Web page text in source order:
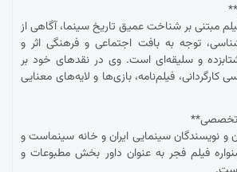
مبتنی بر شناخت عمیق تاریخ سینما، آگاهی از
توجه به بافت اجتماعی و فرهنگی اثر و
و سلیقه‌ای است. وی در نقدهای خود بر
کارگردانی، فیلم‌نامه، بازی‌ها و لایه‌های معنایی
تخصصی**
نویسندگان سینمایی ایران و خانه سینماست و
فیلم فجر به عنوان داور بخش مطبوعات و